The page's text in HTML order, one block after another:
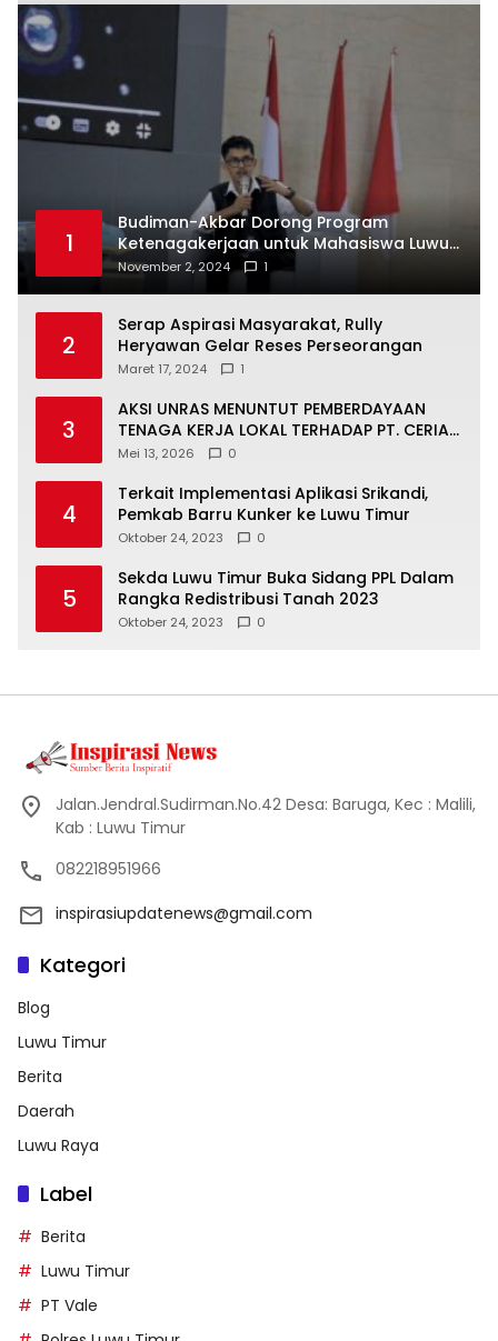
1
Budiman-Akbar Dorong Program
Ketenagakerjaan untuk Mahasiswa Luwu
Timur, Juru Bicara: Ini Peluang Nyata bagi
November 2, 2024 1
2
Serap Aspirasi Masyarakat, Rully
Heryawan Gelar Reses Perseorangan
Maret 17, 2024 1
3
AKSI UNRAS MENUNTUT PEMBERDAYAAN
TENAGA KERJA LOKAL TERHADAP PT. CERIA
NUGRAHA LESTARI
Mei 13, 2026 0
4
Terkait Implementasi Aplikasi Srikandi,
Pemkab Barru Kunker ke Luwu Timur
Oktober 24, 2023 0
5
Sekda Luwu Timur Buka Sidang PPL Dalam
Rangka Redistribusi Tanah 2023
Oktober 24, 2023 0
Jalan.Jendral.Sudirman.No.42 Desa: Baruga, Kec : Malili,
Kab : Luwu Timur
082218951966
inspirasiupdatenews@gmail.com
Kategori
Blog
Luwu Timur
Berita
Daerah
Luwu Raya
Label
Berita
Luwu Timur
PT Vale